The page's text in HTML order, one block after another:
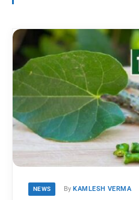
NEWS By KAMLESH VERMA